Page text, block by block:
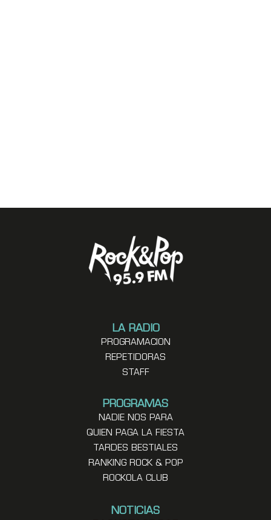
LA RADIO
PROGRAMACION
REPETIDORAS
STAFF
PROGRAMAS
NADIE NOS PARA
QUIEN PAGA LA FIESTA
TARDES BESTIALES
RANKING ROCK & POP
ROCKOLA CLUB
NOTICIAS